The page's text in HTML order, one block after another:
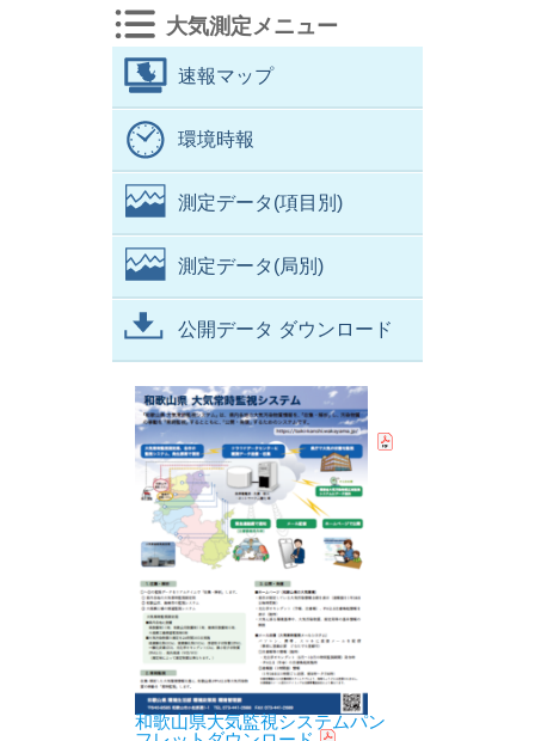
大気測定メニュー
速報マップ
環境時報
測定データ(項目別)
測定データ(局別)
公開データ ダウンロード
和歌山県大気監視システムパン